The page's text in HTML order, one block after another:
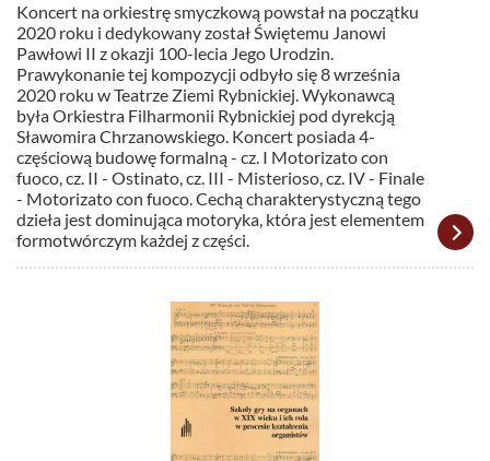
Koncert na orkiestrę smyczkową powstał na początku
2020 roku i dedykowany został Świętemu Janowi
Pawłowi II z okazji 100-lecia Jego Urodzin.
Prawykonanie tej kompozycji odbyło się 8 września
2020 roku w Teatrze Ziemi Rybnickiej. Wykonawcą
była Orkiestra Filharmonii Rybnickiej pod dyrekcją
Sławomira Chrzanowskiego. Koncert posiada 4-
częściową budowę formalną - cz. I Motorizato con
fuoco, cz. II - Ostinato, cz. III - Misterioso, cz. IV - Finale
- Motorizato con fuoco. Cechą charakterystyczną tego
dzieła jest dominująca motoryka, która jest elementem
formotwórczym każdej z części.